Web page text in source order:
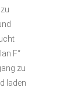
F“
zu
laden